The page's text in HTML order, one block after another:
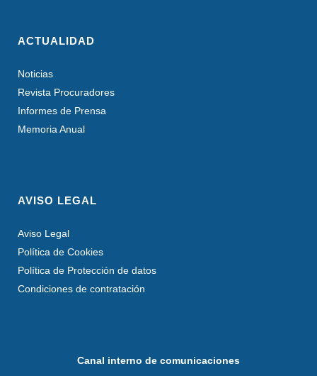
ACTUALIDAD
Noticias
Revista Procuradores
Informes de Prensa
Memoria Anual
AVISO LEGAL
Aviso Legal
Política de Cookies
Política de Protección de datos
Condiciones de contratación
Canal interno de comunicaciones